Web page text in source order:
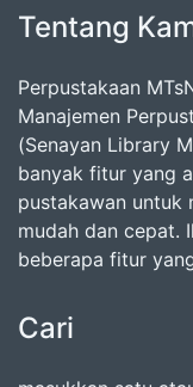
Tentang
Perpustakaan
Manajemen
(Senayan Library
banyak fitur yang
pustakawan untuk
mudah dan cepat.
beberapa fitur
Cari